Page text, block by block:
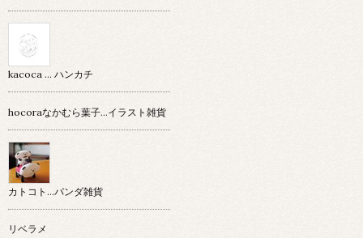
kacoca ... ハンカチ
hocoraなかむら葉子…イラスト雑貨
カトコト…パンダ雑貨
リベラメ